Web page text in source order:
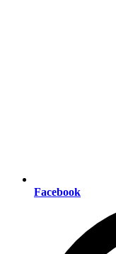
Facebook